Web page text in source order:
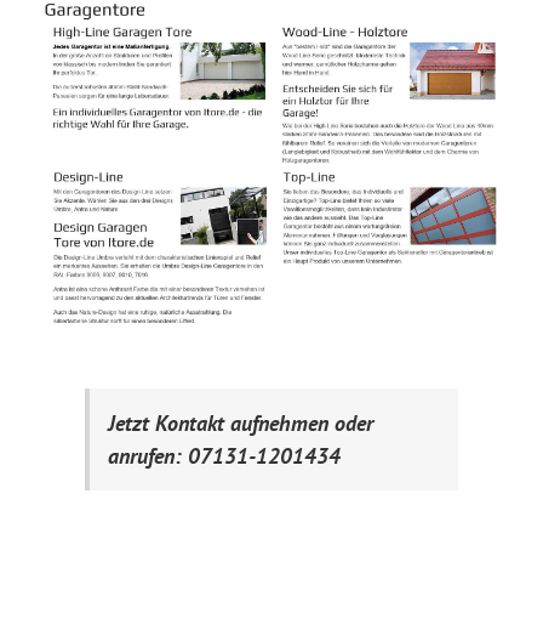
Jetzt Kontakt aufnehmen oder
anrufen: 07131-1201434